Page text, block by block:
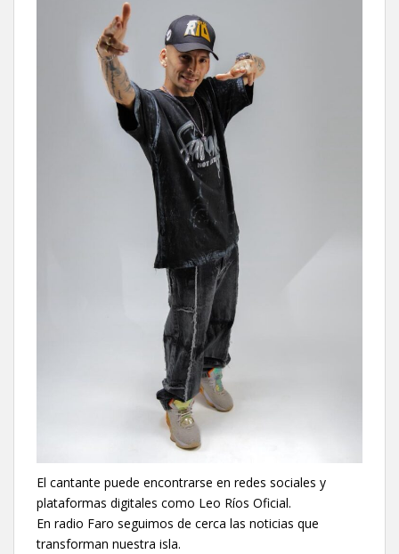
El cantante puede encontrarse en redes sociales y
plataformas digitales como Leo Ríos Oficial.
En radio Faro seguimos de cerca las noticias que
transforman nuestra isla.